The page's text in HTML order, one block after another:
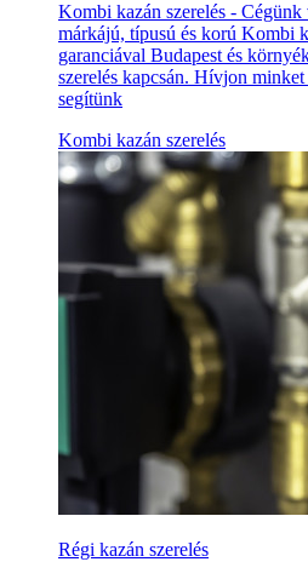
Kombi kazán szerelés -
márkájú, típusú és korú Kombi
garanciával Budapest és
szerelés kapcsán. Hívjon
segítünk
Kombi kazán szerelés
Régi kazán szerelés